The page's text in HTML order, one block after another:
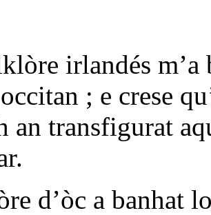
irlandés
; e crese
an transfigurat
d’òc a banhat